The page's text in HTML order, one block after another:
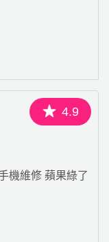
4.9